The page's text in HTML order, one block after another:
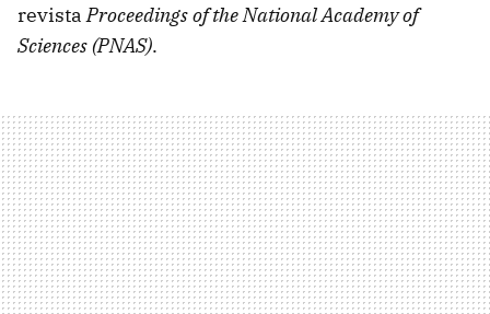
revistaProceedings of the National Academy of
Sciences (PNAS).